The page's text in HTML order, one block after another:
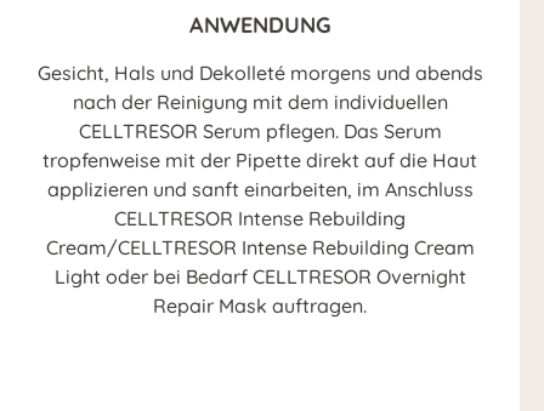
ANWENDUNG
Gesicht, Hals und Dekolleté morgens und abends
nach der Reinigung mit dem individuellen
CELLTRESOR Serum pflegen. Das Serum
tropfenweise mit der Pipette direkt auf die Haut
applizieren und sanft einarbeiten, im Anschluss
CELLTRESOR Intense Rebuilding
Cream/CELLTRESOR Intense Rebuilding Cream
Light oder bei Bedarf CELLTRESOR Overnight
Repair Mask auftragen.